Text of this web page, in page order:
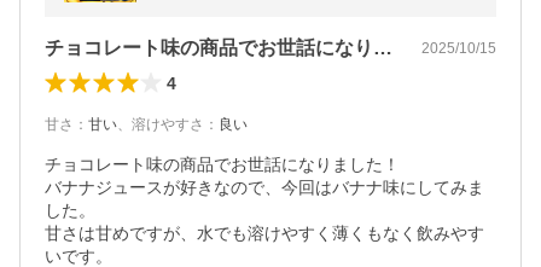
チョコレート味の商品でお世話になりまし… 2025/10/15
4
甘さ ： 甘い、 溶けやすさ ： 良い
チョコレート味の商品でお世話になりました！
バナナジュースが好きなので、今回はバナナ味にしてみま
した。
甘さは甘めですが、水でも溶けやすく薄くもなく飲みやす
いです。